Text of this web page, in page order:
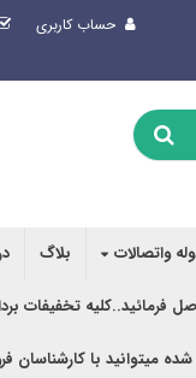
حساب کاربری
واتصالات بلاگ
فرمائید..کلیه تخفیفات
میتوانید با